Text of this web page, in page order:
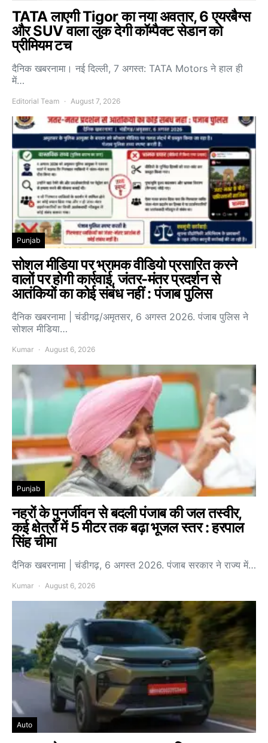
TATA लाएगी Tigor का नया अवतार, 6 एयरबैग्स
और SUV वाला लुक देगी कॉम्पैक्ट सेडान को
प्रीमियम टच
दैनिक खबरनामा। नई दिल्ली, 7 अगस्त: TATA Motors ने हाल ही
में…
Editorial Team August 7, 2026
Punjab
सोशल मीडिया पर भ्रामक वीडियो प्रसारित करने
वालों पर होगी कार्रवाई, जंतर-मंतर प्रदर्शन से
आतंकियों का कोई संबंध नहीं : पंजाब पुलिस
दैनिक खबरनामा | चंडीगढ़/अमृतसर, 6 अगस्त 2026. पंजाब पुलिस ने
सोशल मीडिया…
Kumar August 6, 2026
Punjab
नहरों के पुनर्जीवन से बदली पंजाब की जल तस्वीर,
कई क्षेत्रों में 5 मीटर तक बढ़ा भूजल स्तर : हरपाल
सिंह चीमा
दैनिक खबरनामा | चंडीगढ़, 6 अगस्त 2026. पंजाब सरकार ने राज्य में…
Kumar August 6, 2026
Auto